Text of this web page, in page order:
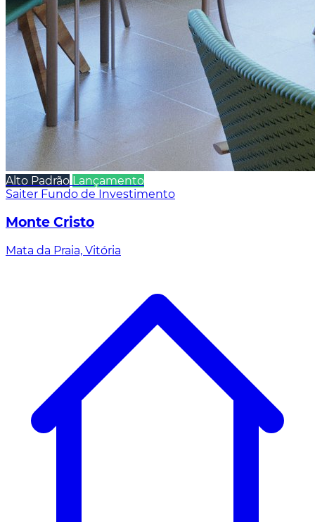
Alto Padrão Lançamento
Saiter Fundo de Investimento
Monte Cristo
Mata da Praia, Vitória